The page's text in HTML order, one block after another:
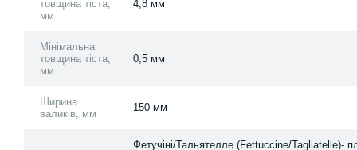
товщина тіста,
мм
4,8 мм
Мінімальна
товщина тіста,
мм
0,5 мм
Ширина
валиків, мм
150 мм
Фетучіні/Тальятелле (Fettuccine/Tagliatelle)-